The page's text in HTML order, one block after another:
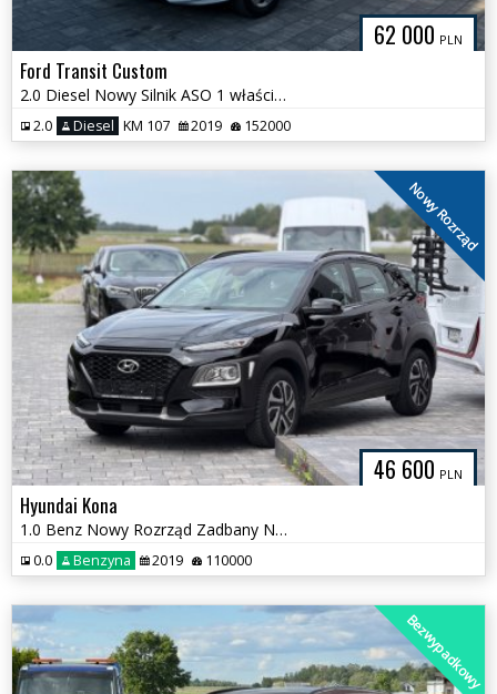
62 000 PLN
Ford Transit Custom
2.0 Diesel Nowy Silnik ASO 1 właściciel
2.0 Diesel KM 107 2019 152000
46 600 PLN
Nowy Rozrząd
Hyundai Kona
1.0 Benz Nowy Rozrząd Zadbany Niski Przebieg
0.0 Benzyna 2019 110000
Bezwypadkowy